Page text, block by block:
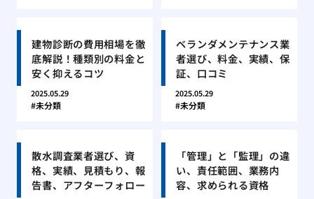
建物診断の費用相場を徹
底解説！種類別の料金と
安く抑えるコツ
2025.05.29
未分類
ベランダメンテナンス業
者選び、料金、実績、保
証、口コミ
2025.05.29
未分類
散水調査業者選び、資
格、実績、見積もり、報
告書、アフターフォロー
「管理」と「監理」の違
い、責任範囲、業務内
容、求められる資格